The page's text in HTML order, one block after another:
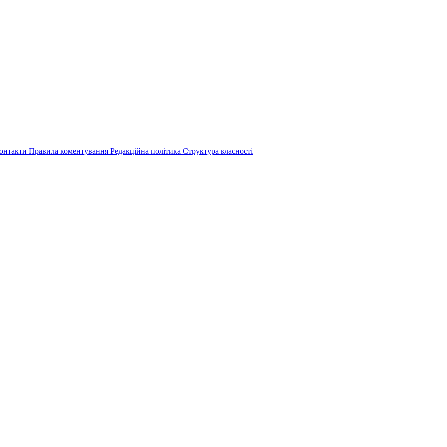
Правила коментування Редакційна політика Структура власності